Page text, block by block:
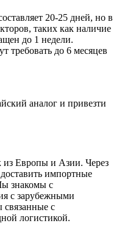
20-25 дней, но в
таких как наличие
до 1 недели.
требовать до 6 месяцев
аналог и привезти
из Европы и Азии. Через
импортные
знакомы с
с зарубежными
связанные с
логистикой.